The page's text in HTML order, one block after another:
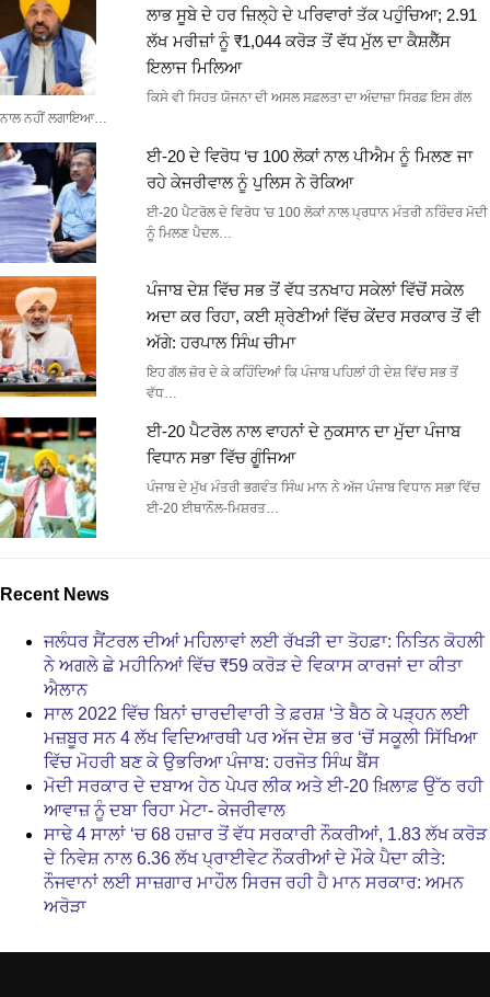
ਲਾਭ ਸੂਬੇ ਦੇ ਹਰ ਜ਼ਿਲ੍ਹੇ ਦੇ ਪਰਿਵਾਰਾਂ ਤੱਕ ਪਹੁੰਚਿਆ; 2.91
ਲੱਖ ਮਰੀਜ਼ਾਂ ਨੂੰ ₹1,044 ਕਰੋੜ ਤੋਂ ਵੱਧ ਮੁੱਲ ਦਾ ਕੈਸ਼ਲੈੱਸ
ਇਲਾਜ ਮਿਲਿਆ
ਕਿਸੇ ਵੀ ਸਿਹਤ ਯੋਜਨਾ ਦੀ ਅਸਲ ਸਫ਼ਲਤਾ ਦਾ ਅੰਦਾਜ਼ਾ ਸਿਰਫ਼ ਇਸ ਗੱਲ
ਨਾਲ ਨਹੀਂ ਲਗਾਇਆ…
ਈ-20 ਦੇ ਵਿਰੋਧ ‘ਚ 100 ਲੋਕਾਂ ਨਾਲ ਪੀਐਮ ਨੂੰ ਮਿਲਣ ਜਾ
ਰਹੇ ਕੇਜਰੀਵਾਲ ਨੂੰ ਪੁਲਿਸ ਨੇ ਰੋਕਿਆ
ਈ-20 ਪੈਟਰੋਲ ਦੇ ਵਿਰੋਧ 'ਚ 100 ਲੋਕਾਂ ਨਾਲ ਪ੍ਰਧਾਨ ਮੰਤਰੀ ਨਰਿੰਦਰ ਮੋਦੀ
ਨੂੰ ਮਿਲਣ ਪੈਦਲ…
ਪੰਜਾਬ ਦੇਸ਼ ਵਿੱਚ ਸਭ ਤੋਂ ਵੱਧ ਤਨਖਾਹ ਸਕੇਲਾਂ ਵਿੱਚੋਂ ਸਕੇਲ
ਅਦਾ ਕਰ ਰਿਹਾ, ਕਈ ਸ਼੍ਰੇਣੀਆਂ ਵਿੱਚ ਕੇਂਦਰ ਸਰਕਾਰ ਤੋਂ ਵੀ
ਅੱਗੇ: ਹਰਪਾਲ ਸਿੰਘ ਚੀਮਾ
ਇਹ ਗੱਲ ਜ਼ੋਰ ਦੇ ਕੇ ਕਹਿੰਦਿਆਂ ਕਿ ਪੰਜਾਬ ਪਹਿਲਾਂ ਹੀ ਦੇਸ਼ ਵਿੱਚ ਸਭ ਤੋਂ
ਵੱਧ…
ਈ-20 ਪੈਟਰੋਲ ਨਾਲ ਵਾਹਨਾਂ ਦੇ ਨੁਕਸਾਨ ਦਾ ਮੁੱਦਾ ਪੰਜਾਬ
ਵਿਧਾਨ ਸਭਾ ਵਿੱਚ ਗੂੰਜਿਆ
ਪੰਜਾਬ ਦੇ ਮੁੱਖ ਮੰਤਰੀ ਭਗਵੰਤ ਸਿੰਘ ਮਾਨ ਨੇ ਅੱਜ ਪੰਜਾਬ ਵਿਧਾਨ ਸਭਾ ਵਿੱਚ
ਈ-20 ਈਥਾਨੌਲ-ਮਿਸ਼ਰਤ…
Recent News
ਜਲੰਧਰ ਸੈਂਟਰਲ ਦੀਆਂ ਮਹਿਲਾਵਾਂ ਲਈ ਰੱਖੜੀ ਦਾ ਤੋਹਫ਼ਾ: ਨਿਤਿਨ ਕੋਹਲੀ
ਨੇ ਅਗਲੇ ਛੇ ਮਹੀਨਿਆਂ ਵਿੱਚ ₹59 ਕਰੋੜ ਦੇ ਵਿਕਾਸ ਕਾਰਜਾਂ ਦਾ ਕੀਤਾ
ਐਲਾਨ
ਸਾਲ 2022 ਵਿੱਚ ਬਿਨਾਂ ਚਾਰਦੀਵਾਰੀ ਤੇ ਫ਼ਰਸ਼ ‘ਤੇ ਬੈਠ ਕੇ ਪੜ੍ਹਨ ਲਈ
ਮਜ਼ਬੂਰ ਸਨ 4 ਲੱਖ ਵਿਦਿਆਰਥੀ ਪਰ ਅੱਜ ਦੇਸ਼ ਭਰ ‘ਚੋਂ ਸਕੂਲੀ ਸਿੱਖਿਆ
ਵਿੱਚ ਮੋਹਰੀ ਬਣ ਕੇ ਉਭਰਿਆ ਪੰਜਾਬ: ਹਰਜੋਤ ਸਿੰਘ ਬੈਂਸ
ਮੋਦੀ ਸਰਕਾਰ ਦੇ ਦਬਾਅ ਹੇਠ ਪੇਪਰ ਲੀਕ ਅਤੇ ਈ-20 ਖ਼ਿਲਾਫ਼ ਉੱਠ ਰਹੀ
ਆਵਾਜ਼ ਨੂੰ ਦਬਾ ਰਿਹਾ ਮੇਟਾ- ਕੇਜਰੀਵਾਲ
ਸਾਢੇ 4 ਸਾਲਾਂ ‘ਚ 68 ਹਜ਼ਾਰ ਤੋਂ ਵੱਧ ਸਰਕਾਰੀ ਨੌਕਰੀਆਂ, 1.83 ਲੱਖ ਕਰੋੜ
ਦੇ ਨਿਵੇਸ਼ ਨਾਲ 6.36 ਲੱਖ ਪ੍ਰਾਈਵੇਟ ਨੌਕਰੀਆਂ ਦੇ ਮੌਕੇ ਪੈਦਾ ਕੀਤੇ:
ਨੌਜਵਾਨਾਂ ਲਈ ਸਾਜ਼ਗਾਰ ਮਾਹੌਲ ਸਿਰਜ ਰਹੀ ਹੈ ਮਾਨ ਸਰਕਾਰ: ਅਮਨ
ਅਰੋੜਾ